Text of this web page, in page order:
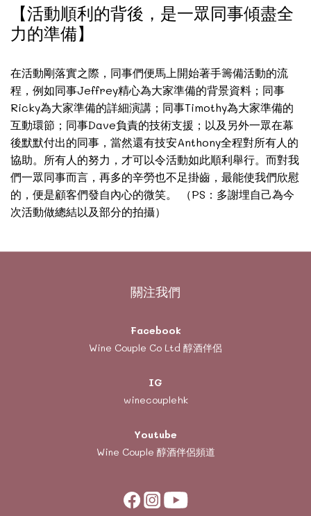
【活動順利的背後，是一眾同事傾盡全
力的準備】
在活動剛落實之際，同事們便馬上開始著手籌備活動的流
程，例如同事Jeffrey精心為大家準備的背景資料；同事
Ricky為大家準備的詳細演講；同事Timothy為大家準備的
互動環節；同事Dave負責的技術支援；以及另外一眾在幕
後默默付出的同事，當然還有技安Anthony全程對所有人的
協助。所有人的努力，才可以令活動如此順利舉行。而對我
們一眾同事而言，再多的辛勞也不足掛齒，最能使我們欣慰
的，便是顧客們發自內心的微笑。 （PS：多謝埋自己為今
次活動做總結以及部分的拍攝）
關注我們
Facebook
Wine Couple Co Ltd 醇酒伴侶
IG
winecouplehk
Youtube
Wine Couple 醇酒伴侶頻道